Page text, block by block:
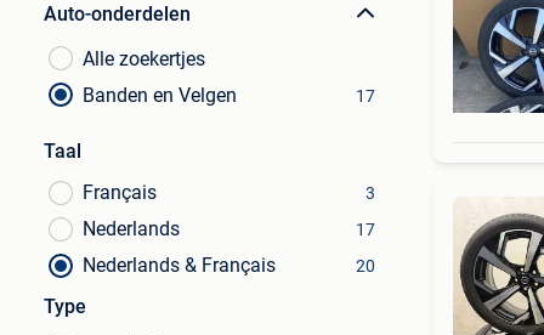
Auto-onderdelen
Alle zoekertjes
Banden en Velgen
17
Taal
Français
3
Nederlands 17
Nederlands & Français 20
Type